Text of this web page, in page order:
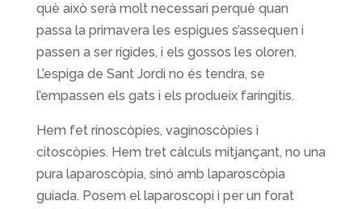
què això serà molt necessari perquè quan
passa la primavera les espigues s’assequen i
passen a ser rígides, i els gossos les oloren.
L’espiga de Sant Jordi no és tendra, se
l’empassen els gats i els produeix faringitis.
Hem fet rinoscòpies, vaginoscòpies i
citoscòpies. Hem tret càlculs mitjançant, no una
pura laparoscòpia, sinó amb laparoscòpia
guiada. Posem el laparoscopi i per un forat